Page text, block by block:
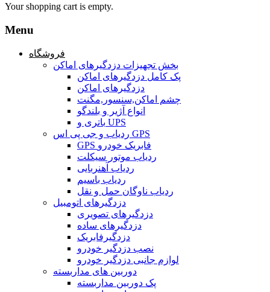
Your shopping cart is empty.
Menu
فروشگاه
بخش تجهیزات دزدگیرهای اماکن
پک کامل دزدگیرهای اماکن
دزدگیرهای اماکن
چشم اماکن,سنسور,مگنت
انواع آژیر و بلندگو
باتری و UPS
ردیاب و جی پی اس GPS
GPS فابریک خودرو
ردیاب موتور سیکلت
ردیاب آهنربایی
ردیاب باسیم
ردیاب ناوگان حمل و نقل
دزدگیرهای اتومبیل
دزدگیرهای تصویری
دزدگیرهای ساده
دزدگیرفابریک
نصب دزدگیر خودرو
لوازم جانبی دزدگیر خودرو
دوربین های مداربسته
پک دوربین مداربسته